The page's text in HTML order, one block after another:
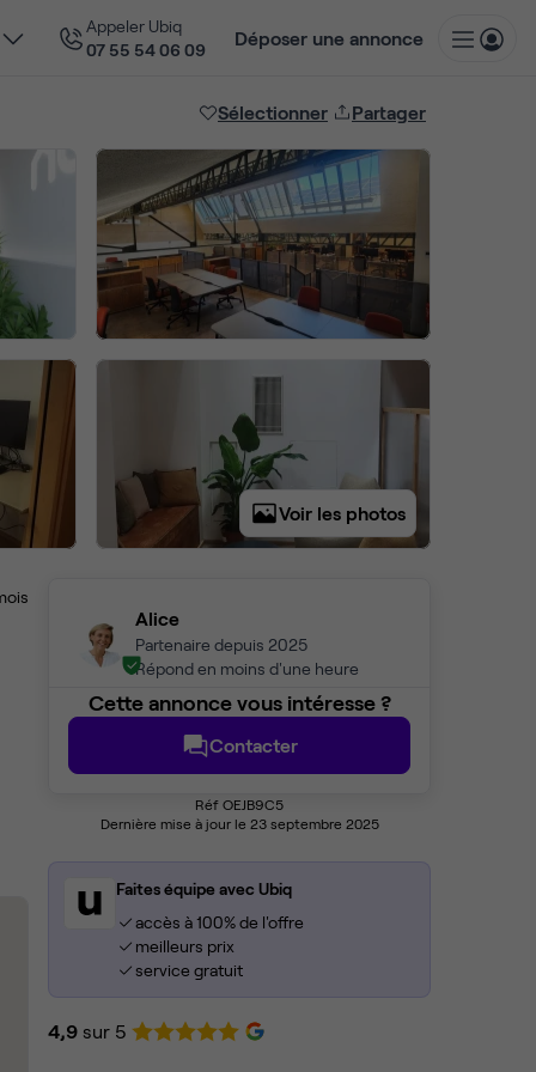
Appeler Ubiq
07 55 54 06 09
Déposer une annonce
Sélectionner Partager
Voir les photos
Alice
Partenaire depuis 2025
Répond en moins d'une heure
Cette annonce vous intéresse ?
Contacter
Réf OEJB9C5
Dernière mise à jour le 23 septembre 2025
Faites équipe avec Ubiq
accès à 100% de l'offre
meilleurs prix
service gratuit
4,9 sur 5